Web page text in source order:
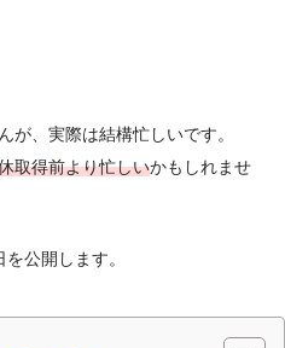
が、実際は結構忙しいです。
取得前より忙しいかもしれませ
公開します。